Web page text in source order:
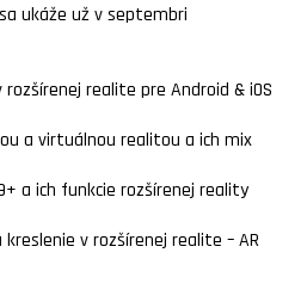
ukáže už v septembri
rozšírenej realite pre Android & iOS
a virtuálnou realitou a ich mix
a ich funkcie rozšírenej reality
kreslenie v rozšírenej realite – AR